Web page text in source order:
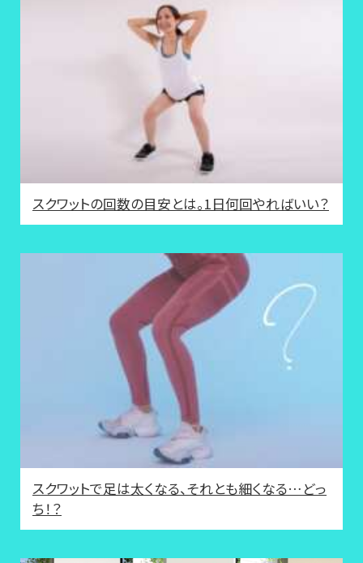
スクワットの回数の目安とは。1日何回やればいい？
スクワットで足は太くなる、それとも細くなる…どっ
ち！？